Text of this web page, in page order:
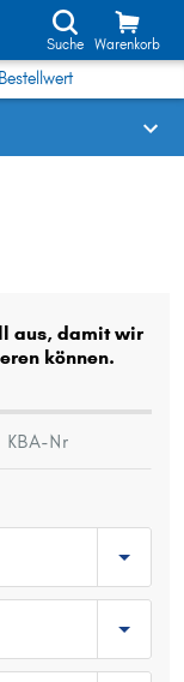
Suche Warenkorb
aus, damit wir
können.
KBA-Nr